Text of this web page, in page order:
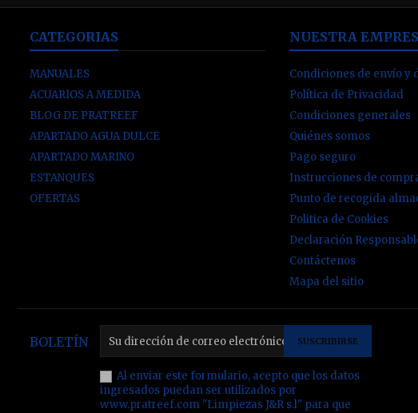
CATEGORIAS
MANUALES
ACUARIOS A MEDIDA
BLOG DE PRATREEF
APARTADO AGUA DULCE
APARTADO MARINO
ESTANQUES
OFERTAS
NUESTRA
Condiciones de envío y
Política de Privacidad
Condiciones generales
Quiénes somos
Pago seguro
Instrucciones de
Punto de recogida
Politica de Cookies
Declaración
Contáctenos
Mapa del sitio
BOLETÍN
Al enviar este formulario, acepto que los datos
ingresados puedan ser utilizados por
www.pratreef.com "Limpiezas J&R s.l" para que